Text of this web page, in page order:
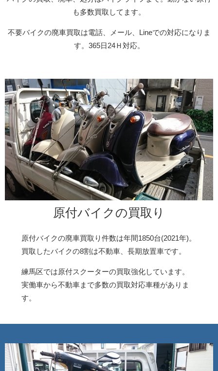
も多数買取してます。
不要バイクの廃車買取は電話、メール、Lineでの対応になりま
す。365日24Ｈ対応。
原付バイクの買取り
原付バイクの廃車買取り件数は年間1850台(2021年)。
買取したバイクの8割は不動車、長期放置車です。
練馬区では原付スクーターの買取強化しています。
実働車から不動車まで多数の買取対応車種がありま
す。